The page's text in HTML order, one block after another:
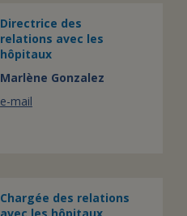
Directrice des
relations avec les
hôpitaux
Marlène Gonzalez
e-mail
Chargée des relations